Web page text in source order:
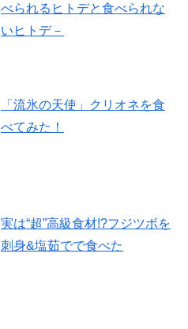
べられるヒトデと食べられな
いヒトデ－
「流氷の天使」クリオネを食
べてみた！
実は“超”高級食材!?フジツボを
刺身&塩茹でで食べた